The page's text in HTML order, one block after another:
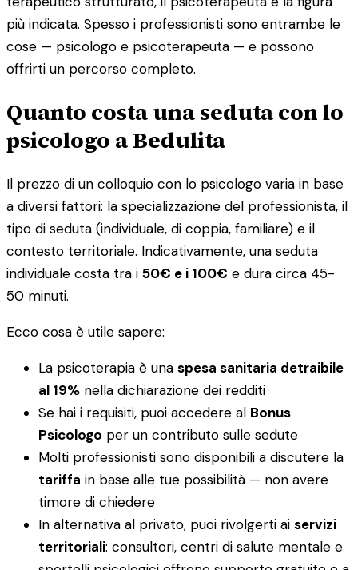
più indicata. Spesso i professionisti sono entrambe le
cose — psicologo e psicoterapeuta — e possono
offrirti un percorso completo.
Quanto costa una seduta con lo
psicologo a Bedulita
Il prezzo di un colloquio con lo psicologo varia in base
a diversi fattori: la specializzazione del professionista, il
tipo di seduta (individuale, di coppia, familiare) e il
contesto territoriale. Indicativamente, una seduta
individuale costa tra i 50€ e i 100€ e dura circa 45-
50 minuti.
Ecco cosa è utile sapere:
La psicoterapia è una spesa sanitaria detraibile
al 19% nella dichiarazione dei redditi
Se hai i requisiti, puoi accedere al Bonus
Psicologo per un contributo sulle sedute
Molti professionisti sono disponibili a discutere la
tariffa in base alle tue possibilità — non avere
timore di chiedere
In alternativa al privato, puoi rivolgerti ai servizi
territoriali: consultori, centri di salute mentale e